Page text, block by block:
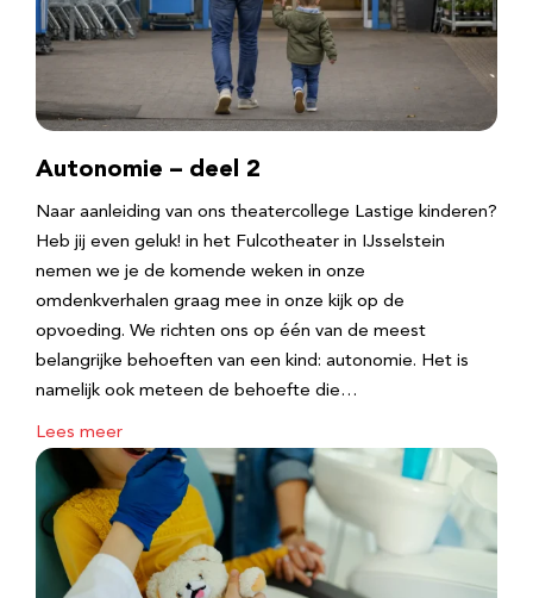
Autonomie – deel 2
Naar aanleiding van ons theatercollege Lastige kinderen?
Heb jij even geluk! in het Fulcotheater in IJsselstein
nemen we je de komende weken in onze
omdenkverhalen graag mee in onze kijk op de
opvoeding. We richten ons op één van de meest
belangrijke behoeften van een kind: autonomie. Het is
namelijk ook meteen de behoefte die…
Lees meer